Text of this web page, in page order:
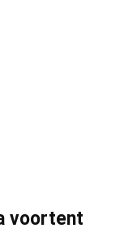
voortent